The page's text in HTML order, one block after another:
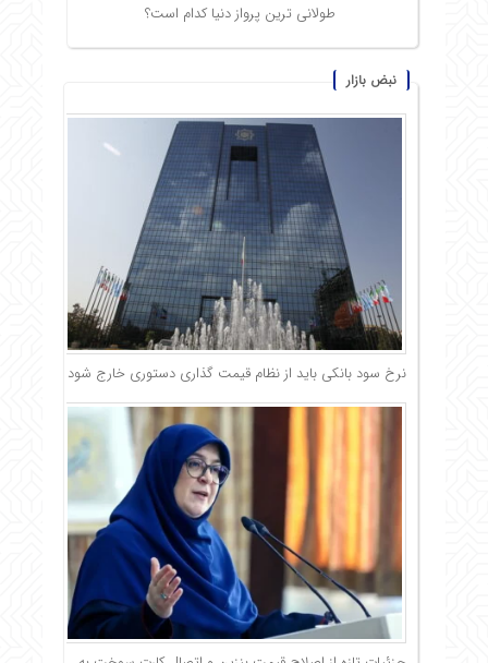
طولانی ترین پرواز دنیا کدام است؟
نبض بازار
نرخ سود بانکی باید از نظام قیمت گذاری دستوری خارج شود